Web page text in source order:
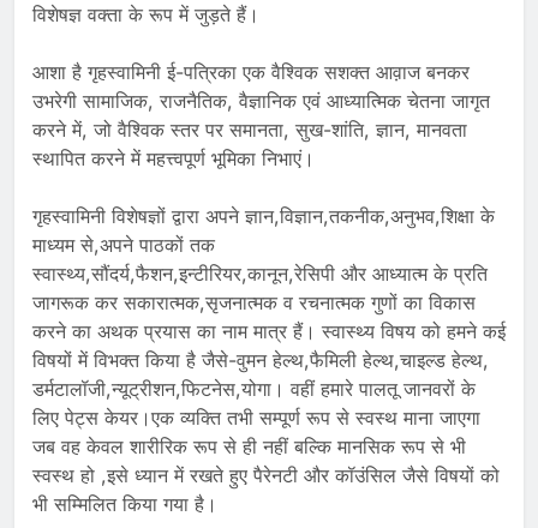
विशेषज्ञ वक्ता के रूप में जुड़ते हैं।
आशा है गृहस्वामिनी ई-पत्रिका एक वैश्विक सशक्त आव़ाज बनकर
उभरेगी सामाजिक, राजनैतिक, वैज्ञानिक एवं आध्यात्मिक चेतना जागृत
करने में, जो वैश्विक स्तर पर समानता, सुख-शांति, ज्ञान, मानवता
स्थापित करने में महत्त्वपूर्ण भूमिका निभाएं।
गृहस्वामिनी विशेषज्ञों द्वारा अपने ज्ञान,विज्ञान,तकनीक,अनुभव,शिक्षा के
माध्यम से,अपने पाठकों तक
स्वास्थ्य,सौंदर्य,फैशन,इन्टीरियर,कानून,रेसिपी और आध्यात्म के प्रति
जागरूक कर सकारात्मक,सृजनात्मक व रचनात्मक गुणों का विकास
करने का अथक प्रयास का नाम मात्र हैं। स्वास्थ्य विषय को हमने कई
विषयों में विभक्त किया है जैसे-वुमन हेल्थ,फैमिली हेल्थ,चाइल्ड हेल्थ,
डर्मटालॉजी,न्यूट्रीशन,फिटनेस,योगा। वहीं हमारे पालतू जानवरों के
लिए पेट्स केयर।एक व्यक्ति तभी सम्पूर्ण रूप से स्वस्थ माना जाएगा
जब वह केवल शारीरिक रूप से ही नहीं बल्कि मानसिक रूप से भी
स्वस्थ हो ,इसे ध्यान में रखते हुए पैरेनटी और कॉउंसिल जैसे विषयों को
भी सम्मिलित किया गया है।